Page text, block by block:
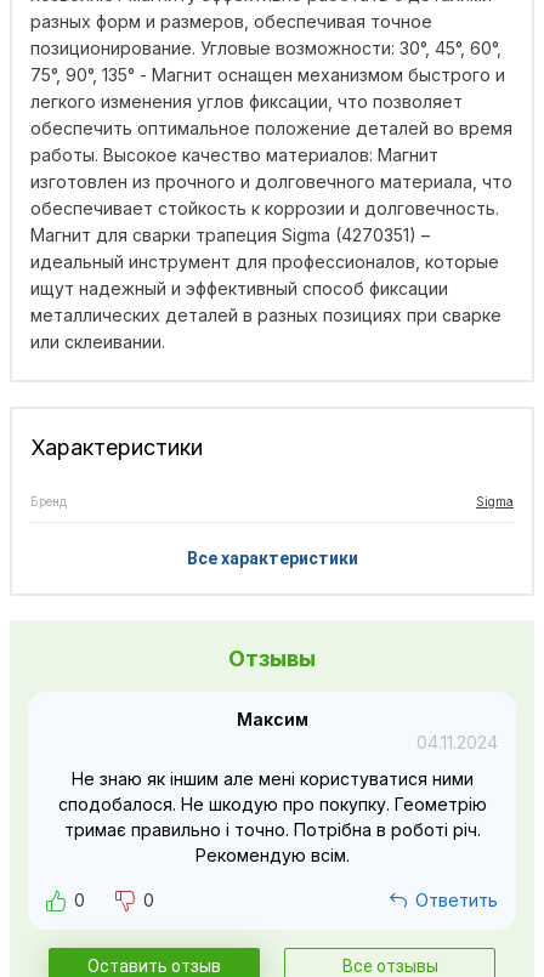
разных форм и размеров, обеспечивая точное
позиционирование. Угловые возможности: 30°, 45°, 60°,
75°, 90°, 135° - Магнит оснащен механизмом быстрого и
легкого изменения углов фиксации, что позволяет
обеспечить оптимальное положение деталей во время
работы. Высокое качество материалов: Магнит
изготовлен из прочного и долговечного материала, что
обеспечивает стойкость к коррозии и долговечность.
Магнит для сварки трапеция Sigma (4270351) –
идеальный инструмент для профессионалов, которые
ищут надежный и эффективный способ фиксации
металлических деталей в разных позициях при сварке
или склеивании.
Характеристики
Бренд Sigma
Все характеристики
Отзывы
Максим
04.11.2024
Не знаю як іншим але мені користуватися ними
сподобалося. Не шкодую про покупку. Геометрію
тримає правильно і точно. Потрібна в роботі річ.
Рекомендую всім.
0 0 Ответить
Оставить отзыв Все отзывы